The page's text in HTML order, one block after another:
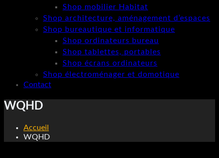
Shop mobilier Habitat
Shop architecture, aménagement d’espaces
Shop bureautique et informatique
Shop ordinateurs bureau
Shop tablettes, portables
Shop écrans ordinateurs
Shop électroménager et domotique
Contact
WQHD
Accueil
WQHD